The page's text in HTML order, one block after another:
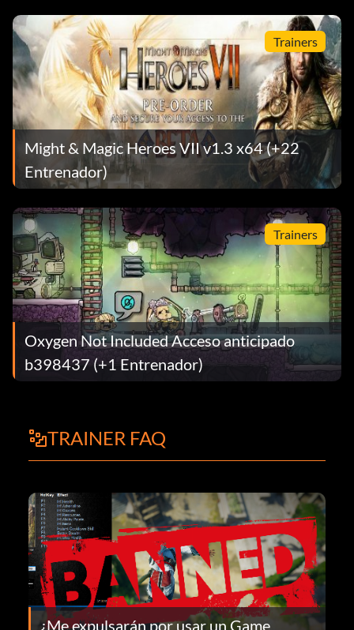
Trainers
Might & Magic Heroes VII v1.3 x64 (+22
Entrenador)
Trainers
Oxygen Not Included Acceso anticipado
b398437 (+1 Entrenador)
TRAINER FAQ
¿Me expulsarán por usar un Game